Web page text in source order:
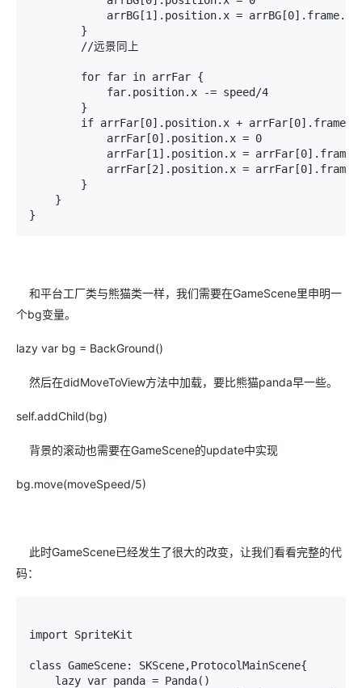
arrBG[1].position.x =
        }
        //远景同上
        for far in arrFar {
            far.position.x -= speed/4
        }
if arrFar[0].position.x +
            arrFar[0].position.x = 0
arrFar[1].position.x =
arrFar[2].position.x =
        }
    }
和平台工厂类与熊猫类一样，我们需要在GameScene里申明一
个bg变量。
lazy var bg = BackGround()
然后在didMoveToView方法中加载，要比熊猫panda早一些。
self.addChild(bg)
背景的滚动也需要在GameScene的update中实现
bg.move(moveSpeed/5)
此时GameScene已经发生了很大的改变，让我们看看完整的代
码：
import SpriteKit
class GameScene: SKScene,ProtocolMainScene{
    lazy var panda = Panda()